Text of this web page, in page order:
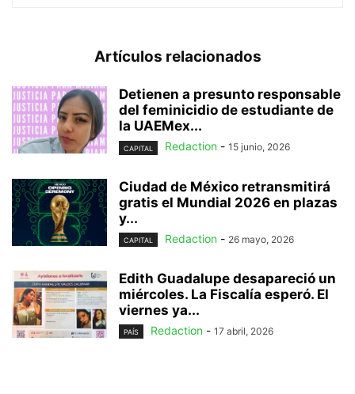
Artículos relacionados
Detienen a presunto responsable
del feminicidio de estudiante de
la UAEMex...
CAPITAL Redaction - 15 junio, 2026
Ciudad de México retransmitirá
gratis el Mundial 2026 en plazas
y...
CAPITAL Redaction - 26 mayo, 2026
Edith Guadalupe desapareció un
miércoles. La Fiscalía esperó. El
viernes ya...
PAÍS Redaction - 17 abril, 2026